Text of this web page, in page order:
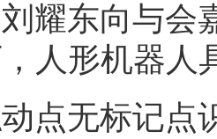
耀东向与会
人形机器人
点无标记点